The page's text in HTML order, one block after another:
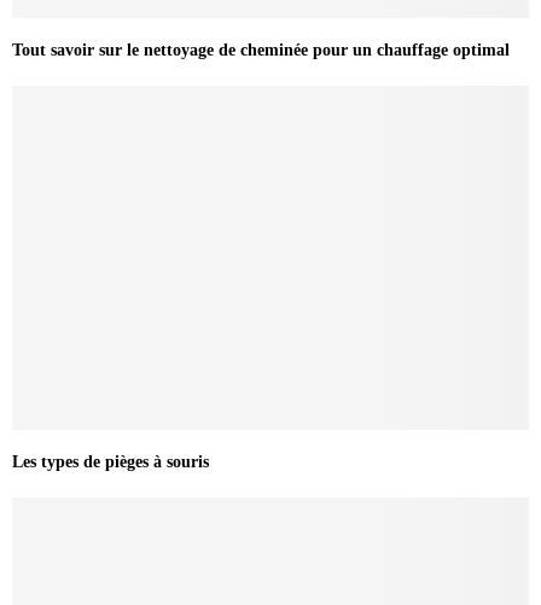
Tout savoir sur le nettoyage de cheminée pour un chauffage optimal
Les types de pièges à souris